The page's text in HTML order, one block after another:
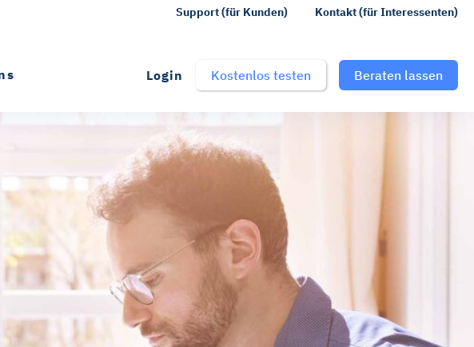
Support (für Kunden) Kontakt (für Interessenten)
Login Kostenlos testen Beraten lassen